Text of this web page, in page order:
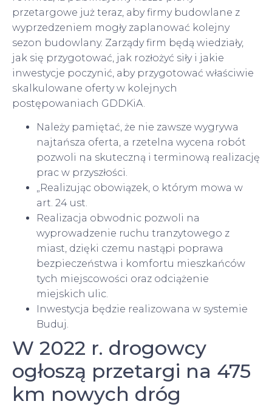
przetargowe już teraz, aby firmy budowlane z
wyprzedzeniem mogły zaplanować kolejny
sezon budowlany. Zarządy firm będą wiedziały,
jak się przygotować, jak rozłożyć siły i jakie
inwestycje poczynić, aby przygotować właściwie
skalkulowane oferty w kolejnych
postępowaniach GDDKiA.
Należy pamiętać, że nie zawsze wygrywa
najtańsza oferta, a rzetelna wycena robót
pozwoli na skuteczną i terminową realizację
prac w przyszłości.
„Realizując obowiązek, o którym mowa w
art. 24 ust.
Realizacja obwodnic pozwoli na
wyprowadzenie ruchu tranzytowego z
miast, dzięki czemu nastąpi poprawa
bezpieczeństwa i komfortu mieszkańców
tych miejscowości oraz odciążenie
miejskich ulic.
Inwestycja będzie realizowana w systemie
Buduj.
W 2022 r. drogowcy
ogłoszą przetargi na 475
km nowych dróg